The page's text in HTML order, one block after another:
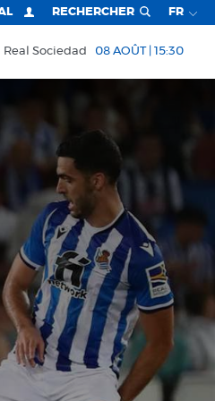
RECHERCHER FR
Real Sociedad 08 AOÛT | 15:30